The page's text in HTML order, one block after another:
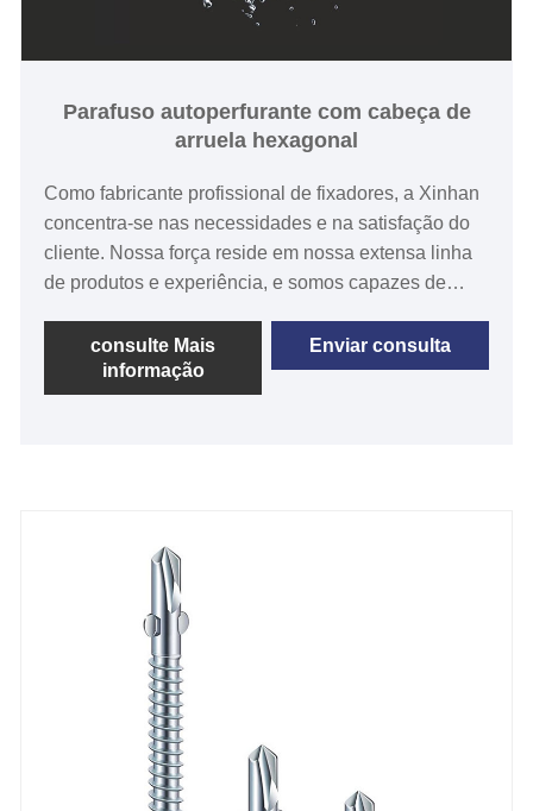
Parafuso autoperfurante com cabeça de
arruela hexagonal
Como fabricante profissional de fixadores, a Xinhan
concentra-se nas necessidades e na satisfação do
cliente. Nossa força reside em nossa extensa linha
de produtos e experiência, e somos capazes de
autoperfurante com cabeça hexagonal e arruela é
um fixador versátil com cabeça hexagonal e arruela
integrada para maior estabilidade durante a
consulte Mais
informação
Enviar consulta